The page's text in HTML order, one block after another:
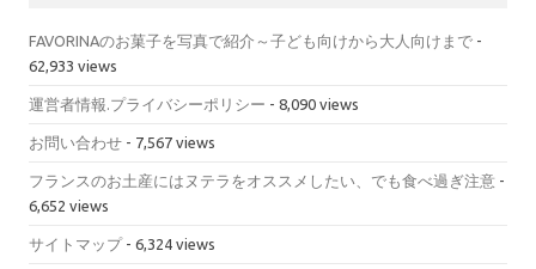
FAVORINAのお菓子を写真で紹介～子ども向けから大人向けまで -
62,933 views
運営者情報.プライバシーポリシー - 8,090 views
お問い合わせ - 7,567 views
フランスのお土産にはヌテラをオススメしたい、でも食べ過ぎ注意 -
6,652 views
サイトマップ- 6,324 views